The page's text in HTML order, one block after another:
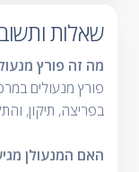
שאלות
מה זה פורץ
פורץ מנעולים
בפריצה, תיקון,
האם המנעולן